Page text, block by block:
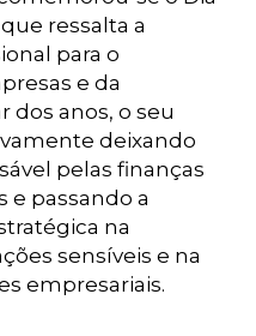
ressalta a
para o
e da
dos anos, o seu
deixando
pelas finanças
e passando a
na
sensíveis e na
empresariais.